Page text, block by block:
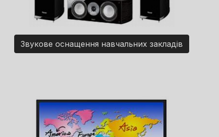
Звукове оснащення навчальних закладів